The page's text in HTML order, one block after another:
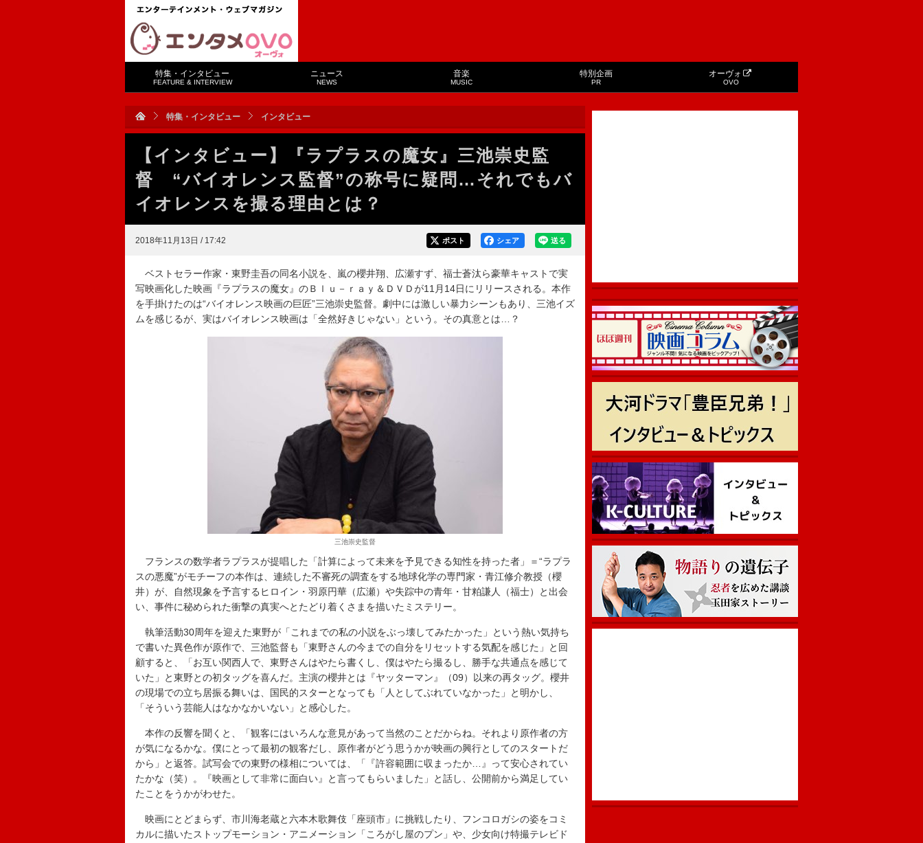
特集・インタビュー
FEATURE & INTERVIEW
ニュース
NEWS
音楽
MUSIC
特別企画
PR
オーヴォ
OVO
特集・インタビュー インタビュー
【インタビュー】『ラプラスの魔女』三池崇史監
督 “バイオレンス監督”の称号に疑問…それでもバ
イオレンスを撮る理由とは？
2018年11月13日 / 17:42 送る
シェア
ポスト
ベストセラー作家・東野圭吾の同名小説を、嵐の櫻井翔、広瀬すず、福士蒼汰ら豪華キャストで実
写映画化した映画『ラプラスの魔女』のＢｌｕ－ｒａｙ＆ＤＶＤが11月14日にリリースされる。本作
を手掛けたのは“バイオレンス映画の巨匠”三池崇史監督。劇中には激しい暴力シーンもあり、三池イズ
ムを感じるが、実はバイオレンス映画は「全然好きじゃない」という。その真意とは…？
三池崇史監督
フランスの数学者ラプラスが提唱した「計算によって未来を予見できる知性を持った者」＝“ラプラ
スの悪魔”がモチーフの本作は、連続した不審死の調査をする地球化学の専門家・青江修介教授（櫻
井）が、自然現象を予言するヒロイン・羽原円華（広瀬）や失踪中の青年・甘粕謙人（福士）と出会
い、事件に秘められた衝撃の真実へとたどり着くさまを描いたミステリー。
執筆活動30周年を迎えた東野が「これまでの私の小説をぶっ壊してみたかった」という熱い気持ち
で書いた異色作が原作で、三池監督も「東野さんの今までの自分をリセットする気配を感じた」と回
顧すると、「お互い関西人で、東野さんはやたら書くし、僕はやたら撮るし、勝手な共通点を感じて
いた」と東野との初タッグを喜んだ。主演の櫻井とは『ヤッターマン』（09）以来の再タッグ。櫻井
の現場での立ち居振る舞いは、国民的スターとなっても「人としてぶれていなかった」と明かし、
「そういう芸能人はなかなかいない」と感心した。
本作の反響を聞くと、「観客にはいろんな意見があって当然のことだからね。それより原作者の方
が気になるかな。僕にとって最初の観客だし、原作者がどう思うかが映画の興行としてのスタートだ
から」と返答。試写会での東野の様相については、「『許容範囲に収まったか…』って安心されてい
たかな（笑）。『映画として非常に面白い』と言ってもらいました」と話し、公開前から満足してい
たことをうかがわせた。
映画にとどまらず、市川海老蔵と六本木歌舞伎「座頭市」に挑戦したり、フンコロガシの姿をコミ
カルに描いたストップモーション・アニメーション「ころがし屋のプン」や、少女向け特撮テレビド